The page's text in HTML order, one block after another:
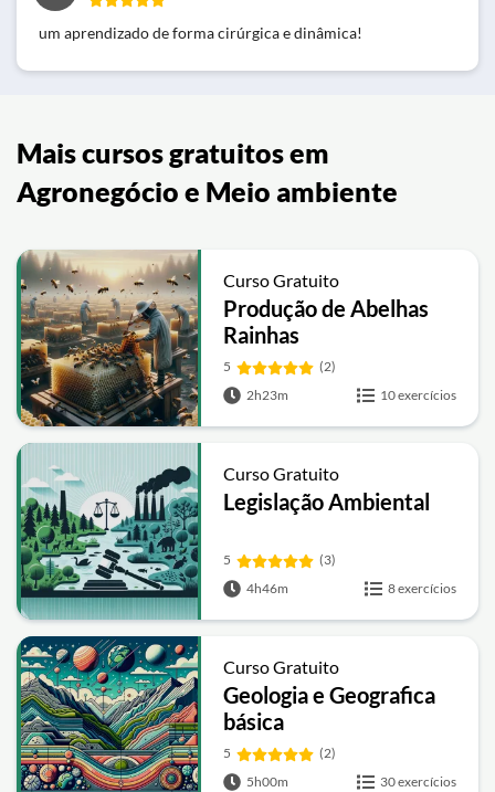
um aprendizado de forma cirúrgica e dinâmica!
Mais cursos gratuitos em
Agronegócio e Meio ambiente
Curso Gratuito
Produção de Abelhas
Rainhas
5
(2)
2h23m
10 exercícios
Curso Gratuito
Legislação Ambiental
5
(3)
4h46m
8 exercícios
Curso Gratuito
Geologia e Geografica
básica
5
(2)
5h00m
30 exercícios